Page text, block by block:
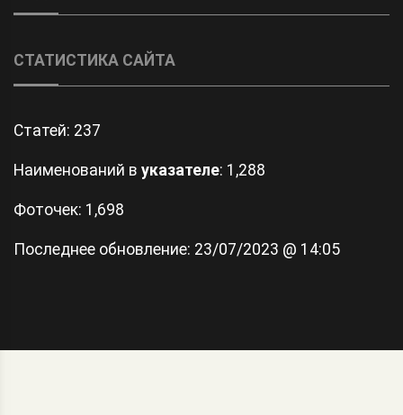
СТАТИСТИКА САЙТА
Статей: 237
Наименований в указателе: 1,288
Фоточек: 1,698
Последнее обновление: 23/07/2023 @ 14:05